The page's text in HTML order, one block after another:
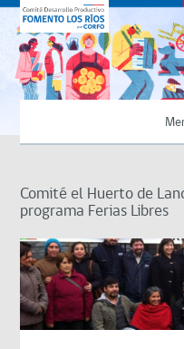
Comité el Huerto de
programa Ferias Libres